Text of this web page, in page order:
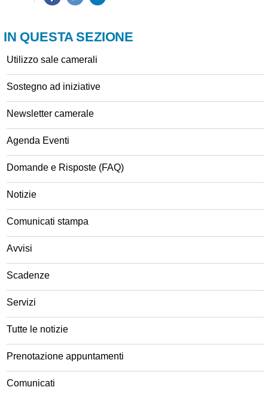
IN QUESTA SEZIONE
Utilizzo sale camerali
Sostegno ad iniziative
Newsletter camerale
Agenda Eventi
Domande e Risposte (FAQ)
Notizie
Comunicati stampa
Avvisi
Scadenze
Servizi
Tutte le notizie
Prenotazione appuntamenti
Comunicati